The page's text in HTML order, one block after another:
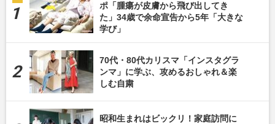
ポ「腫瘍が皮膚から飛び出してき
た」34歳で余命宣告から5年「大きな
学び」
70代・80代カリスマ「インスタグラ
ンマ」に学ぶ、攻めるおしゃれ＆楽
しむ自粛
昭和生まれはビックリ！家庭訪問に